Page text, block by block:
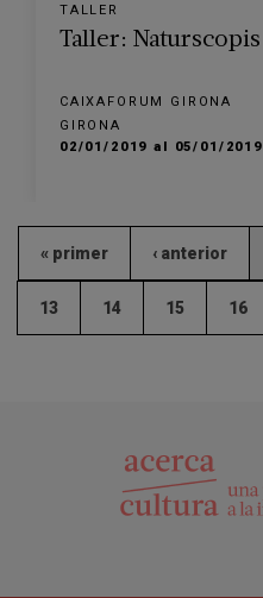
TALLER
Taller: Naturscopis
CAIXAFORUM GIRONA
GIRONA
02/01/2019 al 05/01/2019
« primer ‹ anterior
13 14 15 16